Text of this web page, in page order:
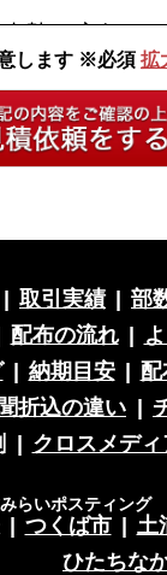
摯に実行す
方針を定め
、提供、預託
対して利用
利用せず、
命令などを
ことはあり
ける(預託す
に取り扱い
めに応じる
します ※必須 拡
| 取引実績 | 部
配布の流れ |
| 納期目安 | 配
折込の違い |
| クロスメディ
らいポスティング
| つくば市 | 土
ひたちな